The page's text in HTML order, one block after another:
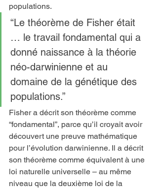
populations.
“Le théorème de Fisher était
… le travail fondamental qui a
donné naissance à la théorie
néo-darwinienne et au
domaine de la génétique des
populations.”
Fisher a décrit son théorème comme
“fondamental”, parce qu’il croyait avoir
découvert une preuve mathématique
pour l’évolution darwinienne. Il a décrit
son théorème comme équivalent à une
loi naturelle universelle – au même
niveau que la deuxième loi de la